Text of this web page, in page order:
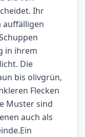
Ihr
auffälligen
in ihrem
Die
bis olivgrün,
Flecken
Muster sind
auch als